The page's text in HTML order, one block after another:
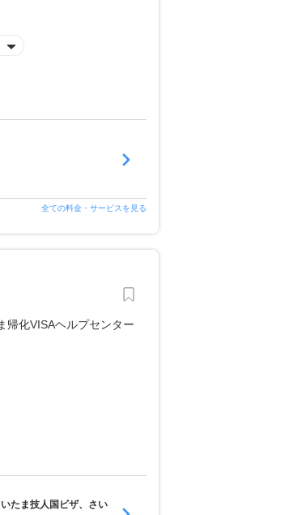
全ての料金・サービスを見る
たま技人国ビザ、さい